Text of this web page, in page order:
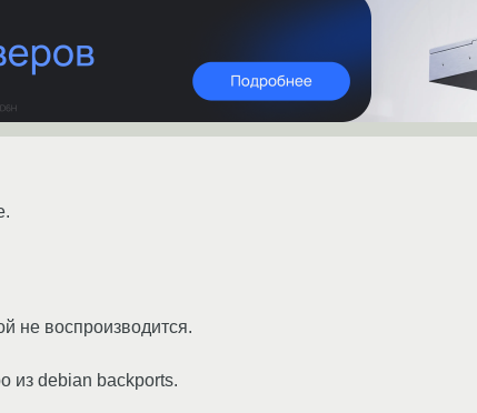
не воспроизводится.
из debian backports.